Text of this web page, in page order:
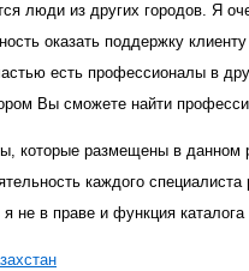
люди из других городов. Я
оказать поддержку
есть профессионалы в
Вы сможете найти
которые размещены в данном
каждого
не в праве и функция